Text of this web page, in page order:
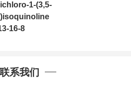
1-(3,5-
16-8
可根据客户需求进行分装
联系我们